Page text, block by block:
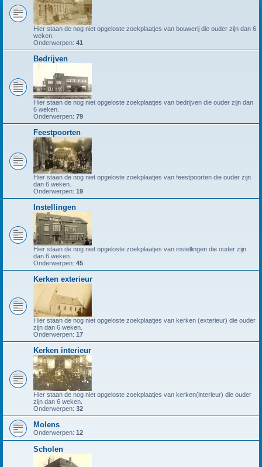
Hier staan de nog niet opgeloste zoekplaatjes van bouwerij die ouder zijn dan 6
weken.
Onderwerpen: 41
Bedrijven
Hier staan de nog niet opgeloste zoekplaatjes van bedrijven die ouder zijn dan
6 weken.
Onderwerpen: 79
Feestpoorten
Hier staan de nog niet opgeloste zoekplaatjes van feestpoorten die ouder zijn
dan 6 weken.
Onderwerpen: 19
Instellingen
Hier staan de nog niet opgeloste zoekplaatjes van instellingen die ouder zijn
dan 6 weken.
Onderwerpen: 45
Kerken exterieur
Hier staan de nog niet opgeloste zoekplaatjes van kerken (exterieur) die ouder
zijn dan 6 weken.
Onderwerpen: 17
Kerken interieur
Hier staan de nog niet opgeloste zoekplaatjes van kerken(interieur) die ouder
zijn dan 6 weken.
Onderwerpen: 32
Molens
Onderwerpen: 12
Scholen